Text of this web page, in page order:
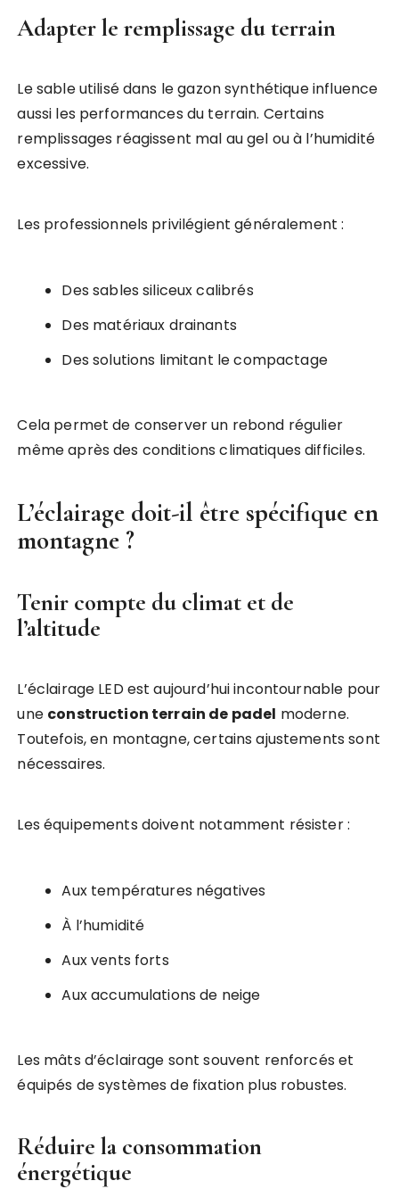
Adapter le remplissage du terrain
Le sable utilisé dans le gazon synthétique influence
aussi les performances du terrain. Certains
remplissages réagissent mal au gel ou à l’humidité
excessive.
Les professionnels privilégient généralement :
Des sables siliceux calibrés
Des matériaux drainants
Des solutions limitant le compactage
Cela permet de conserver un rebond régulier
même après des conditions climatiques difficiles.
L’éclairage doit-il être spécifique en
montagne ?
Tenir compte du climat et de
l’altitude
L’éclairage LED est aujourd’hui incontournable pour
une construction terrain de padel moderne.
Toutefois, en montagne, certains ajustements sont
nécessaires.
Les équipements doivent notamment résister :
Aux températures négatives
À l’humidité
Aux vents forts
Aux accumulations de neige
Les mâts d’éclairage sont souvent renforcés et
équipés de systèmes de fixation plus robustes.
Réduire la consommation
énergétique